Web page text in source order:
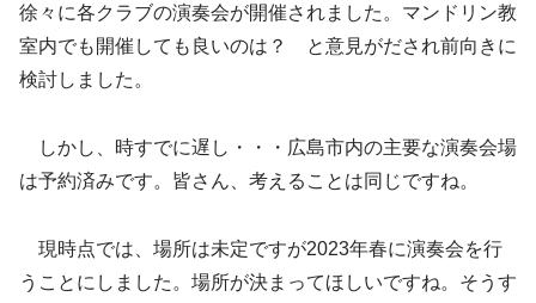
徐々に各クラブの演奏会が開催されました。マンドリン教
室内でも開催しても良いのは？ と意見がだされ前向きに
検討しました。
しかし、時すでに遅し・・・広島市内の主要な演奏会場
は予約済みです。皆さん、考えることは同じですね。
現時点では、場所は未定ですが2023年春に演奏会を行
うことにしました。場所が決まってほしいですね。そうす